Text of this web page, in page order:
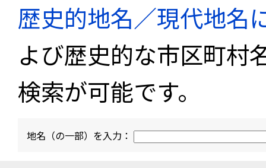
歴史的地名／現代地名
よび歴史的な市区町村
検索が可能です。
地名（の一部）を入力：